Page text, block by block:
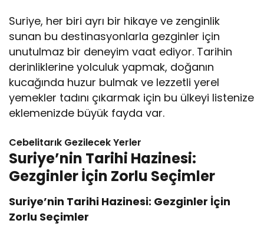
Suriye, her biri ayrı bir hikaye ve zenginlik
sunan bu destinasyonlarla gezginler için
unutulmaz bir deneyim vaat ediyor. Tarihin
derinliklerine yolculuk yapmak, doğanın
kucağında huzur bulmak ve lezzetli yerel
yemekler tadını çıkarmak için bu ülkeyi listenize
eklemenizde büyük fayda var.
Cebelitarık Gezilecek Yerler
Suriye’nin Tarihi Hazinesi:
Gezginler İçin Zorlu Seçimler
Suriye’nin Tarihi Hazinesi: Gezginler İçin
Zorlu Seçimler